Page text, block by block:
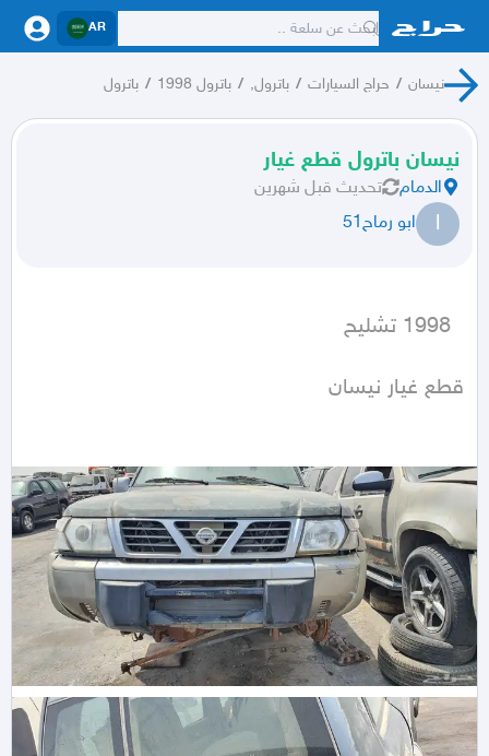
AR
نيسان / حراج السيارات / باترول, / باترول 1998 / باترول
نيسان باترول قطع غيار
الدمام تحديث قبل شهرين
ا ابو رماح51
قطع غيار نيسان